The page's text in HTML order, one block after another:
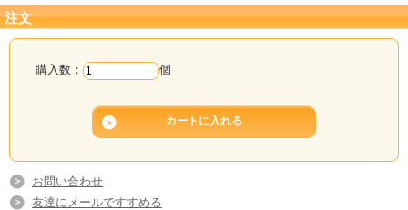
注文
購入数： 個
お問い合わせ
友達にメールですすめる